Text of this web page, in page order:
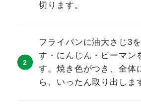
切ります。
フライパンに油大さじ3
す・にんじん・ピーマン
す。焼き色がつき、全体
ら、いったん取り出しま